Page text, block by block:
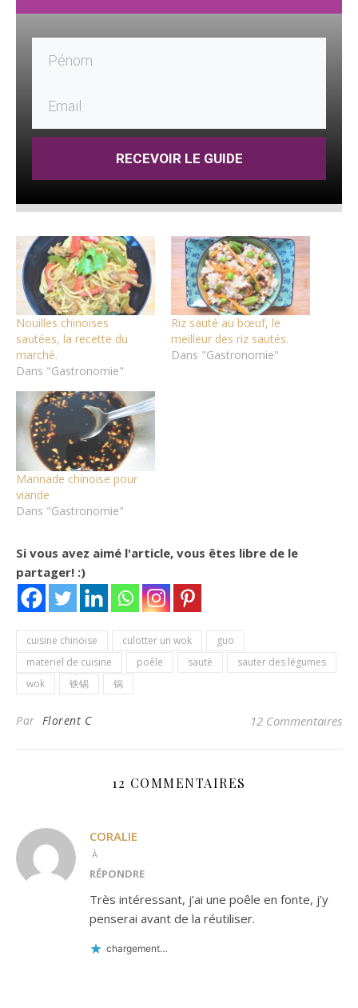
RECEVOIR LE GUIDE
Nouilles chinoises
sautées, la recette du
marché.
Dans "Gastronomie"
Riz sauté au bœuf, le
meilleur des riz sautés.
Dans "Gastronomie"
Marinade chinoise pour
viande
Dans "Gastronomie"
Si vous avez aimé l'article, vous êtes libre de le
partager! :)
cuisine chinoise culotter un wok
guo
materiel de cuisine
poêle sauté
sauter des légumes
wok
铁锅 锅
Par Florent C 12 Commentaires
12 COMMENTAIRES
CORALIE
À
RÉPONDRE
Très intéressant, j’ai une poêle en fonte, j’y
penserai avant de la réutiliser.
chargement…